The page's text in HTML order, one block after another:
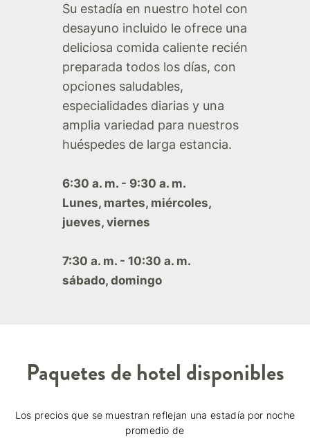
Su estadía en nuestro hotel con
desayuno incluido le ofrece una
deliciosa comida caliente recién
preparada todos los días, con
opciones saludables,
especialidades diarias y una
amplia variedad para nuestros
huéspedes de larga estancia.
6:30 a. m. - 9:30 a. m.
Lunes, martes, miércoles,
jueves, viernes
7:30 a. m. - 10:30 a. m.
sábado, domingo
Paquetes de hotel disponibles
Los precios que se muestran reflejan una estadía por noche
promedio de